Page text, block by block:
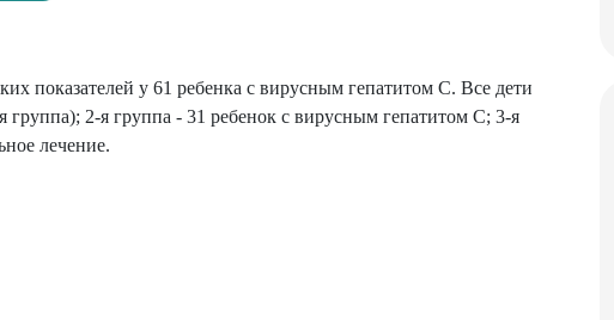
показателей у 61 ребенка с вирусным гепатитом С. Все дети
2-я группа - 31 ребенок с вирусным гепатитом С; 3-я
лечение.